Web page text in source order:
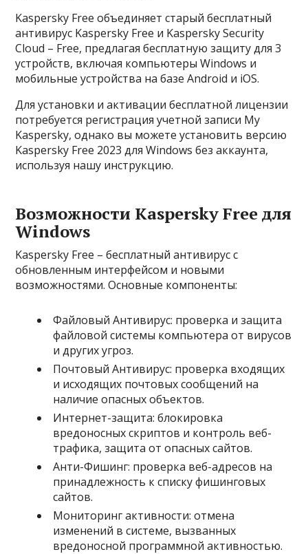
Kaspersky Free объединяет старый бесплатный
антивирус Kaspersky Free и Kaspersky Security
Cloud – Free, предлагая бесплатную защиту для 3
устройств, включая компьютеры Windows и
мобильные устройства на базе Android и iOS.
Для установки и активации бесплатной лицензии
потребуется регистрация учетной записи My
Kaspersky, однако вы можете установить версию
Kaspersky Free 2023 для Windows без аккаунта,
используя нашу инструкцию.
Возможности Kaspersky Free для
Windows
Kaspersky Free – бесплатный антивирус с
обновленным интерфейсом и новыми
возможностями. Основные компоненты:
Файловый Антивирус: проверка и защита
файловой системы компьютера от вирусов
и других угроз.
Почтовый Антивирус: проверка входящих
и исходящих почтовых сообщений на
наличие опасных объектов.
Интернет-защита: блокировка
вредоносных скриптов и контроль веб-
трафика, защита от опасных сайтов.
Анти-Фишинг: проверка веб-адресов на
принадлежность к списку фишинговых
сайтов.
Мониторинг активности: отмена
изменений в системе, вызванных
вредоносной программной активностью.